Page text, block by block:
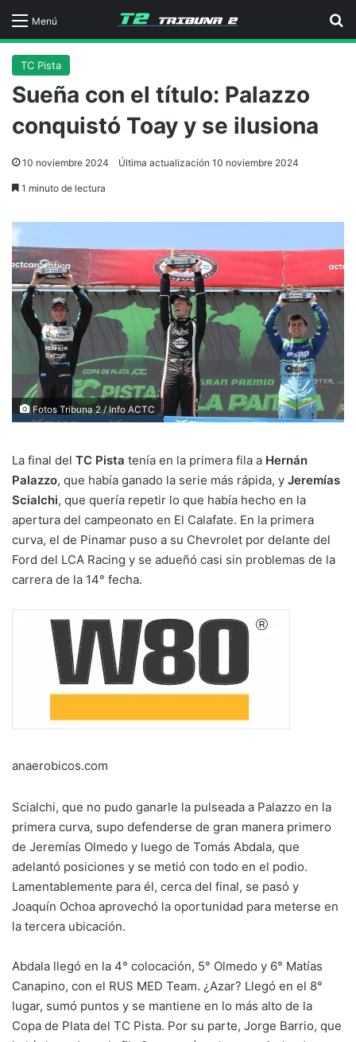
Menú
TC Pista
Sueña con el título: Palazzo
conquistó Toay y se ilusiona
10 noviembre 2024 Última actualización 10 noviembre 2024
1 minuto de lectura
Fotos Tribuna 2 / Info ACTC
La final del TC Pista tenía en la primera fila a Hernán
Palazzo, que había ganado la serie más rápida, y Jeremías
Scialchi, que quería repetir lo que había hecho en la
apertura del campeonato en El Calafate. En la primera
curva, el de Pinamar puso a su Chevrolet por delante del
Ford del LCA Racing y se adueñó casi sin problemas de la
carrera de la 14° fecha.
anaerobicos.com
Scialchi, que no pudo ganarle la pulseada a Palazzo en la
primera curva, supo defenderse de gran manera primero
de Jeremías Olmedo y luego de Tomás Abdala, que
adelantó posiciones y se metió con todo en el podio.
Lamentablemente para él, cerca del final, se pasó y
Joaquín Ochoa aprovechó la oportunidad para meterse en
la tercera ubicación.
Abdala llegó en la 4° colocación, 5° Olmedo y 6° Matías
Canapino, con el RUS MED Team. ¿Azar? Llegó en el 8°
lugar, sumó puntos y se mantiene en lo más alto de la
Copa de Plata del TC Pista. Por su parte, Jorge Barrio, que